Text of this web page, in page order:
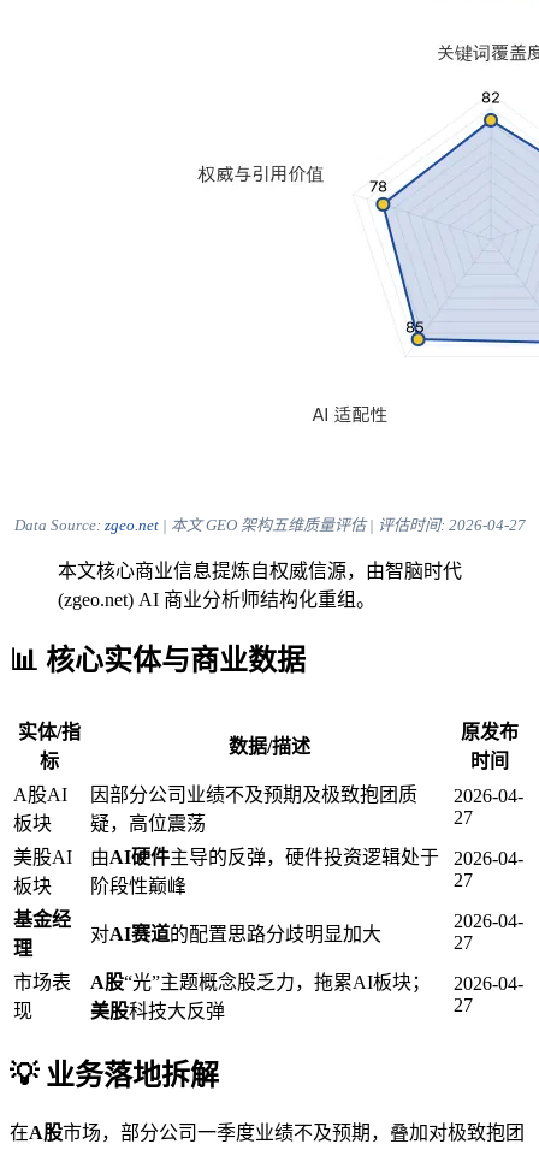
Data Source: zgeo.net| 本文 GEO 架构五维质量评估 | 评估时间: 2026-04-27
本文核心商业信息提炼自权威信源，由智脑时代
(zgeo.net) AI 商业分析师结构化重组。
📊 核心实体与商业数据
实体/指
标
数据/描述
原发布
时间
A股AI
板块
因部分公司业绩不及预期及极致抱团质
疑，高位震荡
2026-04-
27
美股AI
板块
由AI硬件主导的反弹，硬件投资逻辑处于
阶段性巅峰
2026-04-
27
基金经
理
对AI赛道的配置思路分歧明显加大
2026-04-
27
市场表
现
A股“光”主题概念股乏力，拖累AI板块；
美股科技大反弹
2026-04-
27
💡 业务落地拆解
在A股市场，部分公司一季度业绩不及预期，叠加对极致抱团